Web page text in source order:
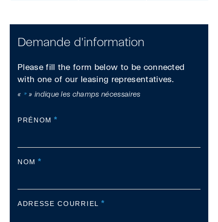
Demande d'information
Please fill the form below to be connected
with one of our leasing representatives.
« *» indique les champs nécessaires
PRÉNOM *
NOM *
ADRESSE COURRIEL *